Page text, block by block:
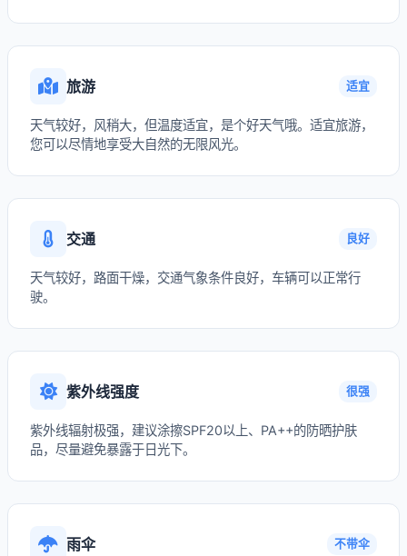
旅游 适宜
天气较好，风稍大，但温度适宜，是个好天气哦。适宜旅游，
您可以尽情地享受大自然的无限风光。
交通 良好
天气较好，路面干燥，交通气象条件良好，车辆可以正常行
驶。
紫外线强度 很强
紫外线辐射极强，建议涂擦SPF20以上、PA++的防晒护肤
品，尽量避免暴露于日光下。
雨伞 不带伞